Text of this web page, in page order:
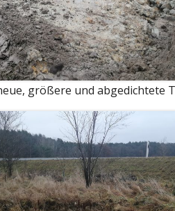
größere und abgedichtete